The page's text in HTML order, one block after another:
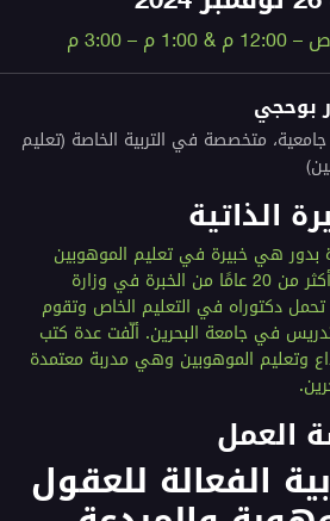
بوحجي
متخصصة في التربية الخاصة (تعليم
الذاتية
بدور هي خبيرة في تعليم الموهوبين
ولديها أكثر من 20 عامًا من الخبرة في وزارة
تحمل دكتوراه في التعليم الخاص وتقوم
في جامعة البحرين. ألّفت عدة كتب
وتعليم الموهوبين وهي مدربة معتمدة
العمل
الفعالة للعقول